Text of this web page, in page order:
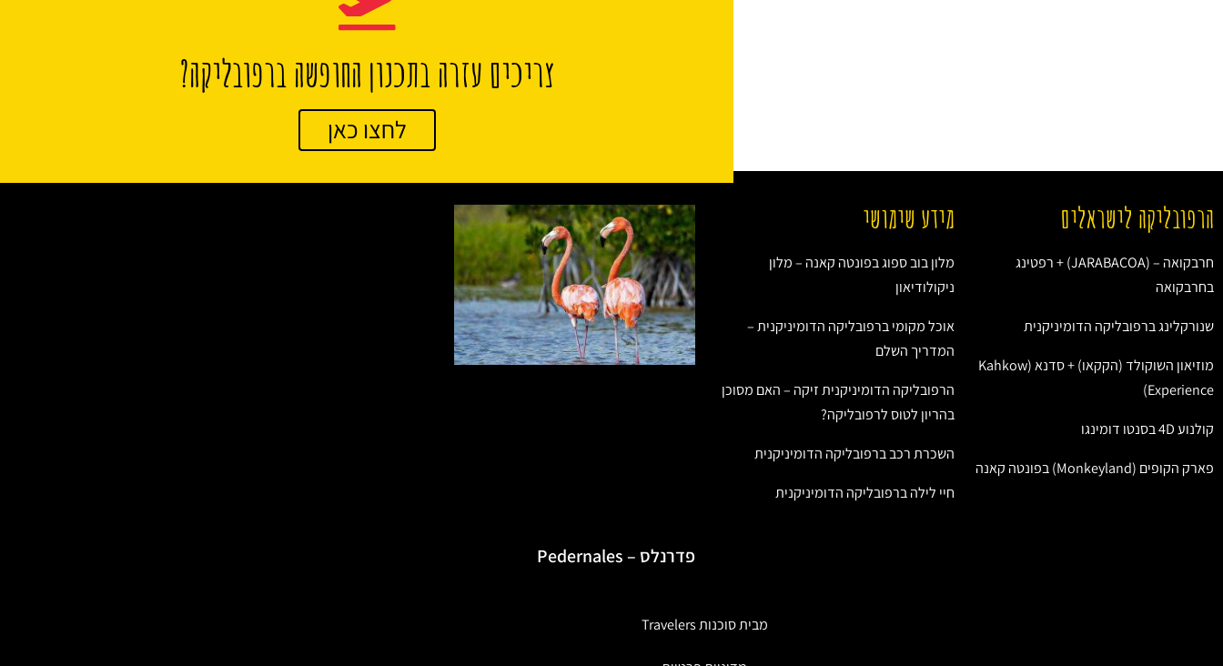
צריכים עזרה בתכנון החופשה ברפובליקה?
לחצו כאן
הרפובליקה לישראלים
חרבקואה – (JARABACOA) + רפטינג
בחרבקואה
שנורקלינג ברפובליקה הדומיניקנית
מוזיאון השוקולד (הקקאו) + סדנא (Kahkow
Experience)
קולנוע 4D בסנטו דומינגו
פארק הקופים (Monkeyland) בפונטה קאנה
מידע שימושי
מלון בוב ספוג בפונטה קאנה – מלון
ניקולודיאון
אוכל מקומי ברפובליקה הדומיניקנית –
המדריך השלם
הרפובליקה הדומיניקנית זיקה – האם מסוכן
בהריון לטוס לרפובליקה?
השכרת רכב ברפובליקה הדומיניקנית
חיי לילה ברפובליקה הדומיניקנית
פדרנלס – Pedernales
מבית סוכנות Travelers